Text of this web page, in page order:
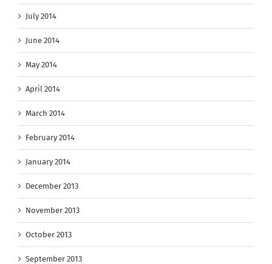
July 2014
June 2014
May 2014
April 2014
March 2014
February 2014
January 2014
December 2013
November 2013
October 2013
September 2013